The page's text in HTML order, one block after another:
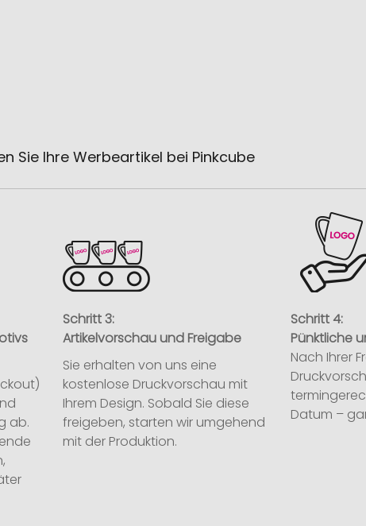
Sie Ihre Werbeartikel bei Pinkcube
ab.
Schritt 3:
Artikelvorschau und Freigabe
Sie erhalten von uns eine
kostenlose Druckvorschau mit
Ihrem Design. Sobald Sie diese
freigeben, starten wir umgehend
mit der Produktion.
Schritt 4:
Pünktliche
Nach Ihrer
Datum –